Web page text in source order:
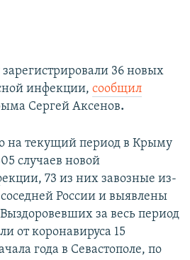
36 новых
инфекции, сообщил
Сергей Аксенов.
на текущий период в Крыму
случаев новой
73 из них завозные из-
России и выявлены
за весь период
от коронавируса 15
года в Севастополе, по